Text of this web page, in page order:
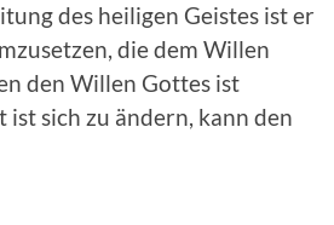
des heiligen Geistes ist er
die dem Willen
den Willen Gottes ist
sich zu ändern, kann den